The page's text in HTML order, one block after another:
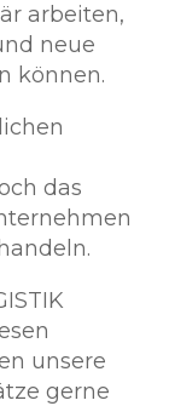
arbeiten,
neue
können.
das
unsere
gerne